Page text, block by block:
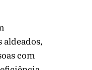
com